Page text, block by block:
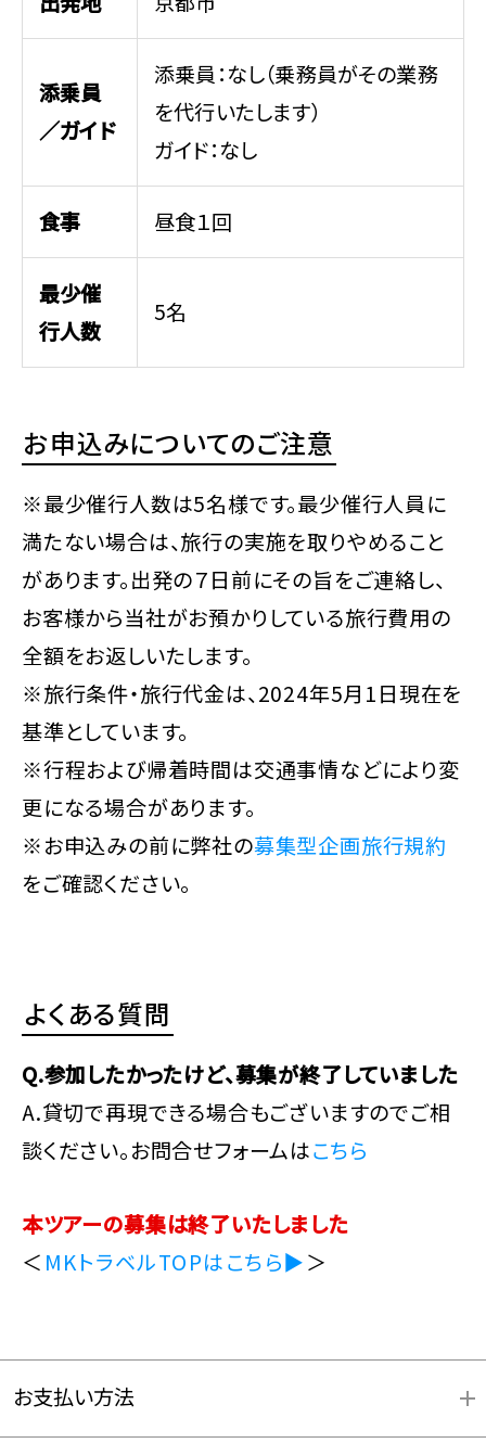
添乗員
／ガイド
添乗員：なし（乗務員がその業務
を代行いたします）
ガイド：なし
食事 昼食１回
最少催
行人数
5名
お申込みについてのご注意
※最少催行人数は5名様です。最少催行人員に
満たない場合は、旅行の実施を取りやめること
があります。出発の７日前にその旨をご連絡し、
お客様から当社がお預かりしている旅行費用の
全額をお返しいたします。
※旅行条件・旅行代金は、2024年5月1日現在を
基準としています。
※行程および帰着時間は交通事情などにより変
更になる場合があります。
※お申込みの前に弊社の募集型企画旅行規約
をご確認ください。
よくある質問
Q.参加したかったけど、募集が終了していました
A.貸切で再現できる場合もございますのでご相
談ください。お問合せフォームはこちら
本ツアーの募集は終了いたしました
＜ MKトラベルTOPはこちら▶＞
お支払い方法